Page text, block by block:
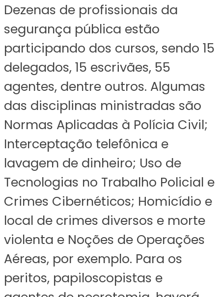
Dezenas de profissionais da
segurança pública estão
participando dos cursos, sendo 15
delegados, 15 escrivães, 55
agentes, dentre outros. Algumas
das disciplinas ministradas são
Normas Aplicadas à Polícia Civil;
Interceptação telefônica e
lavagem de dinheiro; Uso de
Tecnologias no Trabalho Policial e
Crimes Cibernéticos; Homicídio e
local de crimes diversos e morte
violenta e Noções de Operações
Aéreas, por exemplo. Para os
peritos, papiloscopistas e